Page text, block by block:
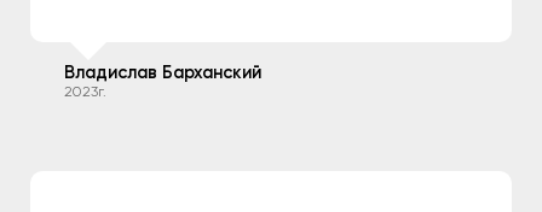
Владислав Барханский
2023г.